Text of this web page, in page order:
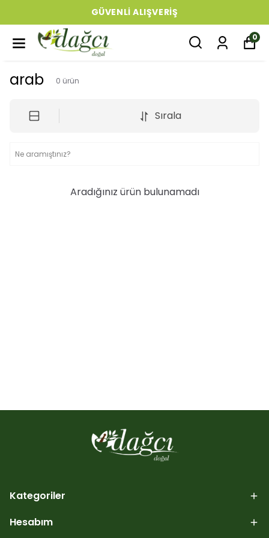
GÜVENLI ALIŞVERIŞ
0
arab 0 ürün
Sırala
Aradığınız ürün bulunamadı
Kategoriler
Hesabım